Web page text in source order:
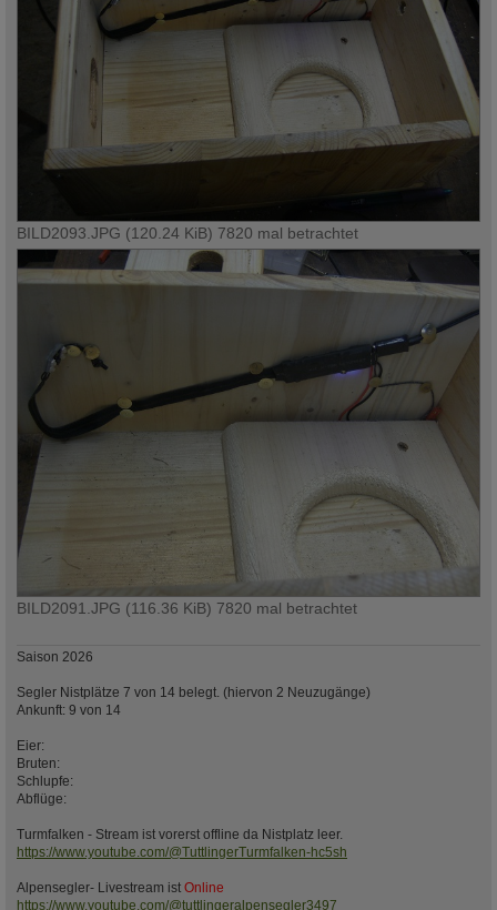
BILD2093.JPG (120.24 KiB) 7820 mal betrachtet
BILD2091.JPG (116.36 KiB) 7820 mal betrachtet
Saison 2026
Segler Nistplätze 7 von 14 belegt. (hiervon 2 Neuzugänge)
Ankunft: 9 von 14
Eier:
Bruten:
Schlupfe:
Abflüge:
Turmfalken - Stream ist vorerst offline da Nistplatz leer.
https://www.youtube.com/@TuttlingerTurmfalken-hc5sh
Alpensegler- Livestream ist Online
https://www.youtube.com/@tuttlingeralpensegler3497